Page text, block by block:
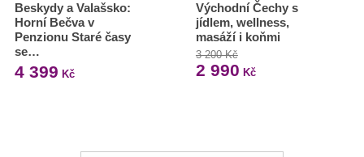
Beskydy a Valašsko:
Horní Bečva v
Penzionu Staré časy
se…
4 399 Kč
Východní Čechy s
jídlem, wellness,
masáží i koňmi
3 200 Kč
2 990 Kč